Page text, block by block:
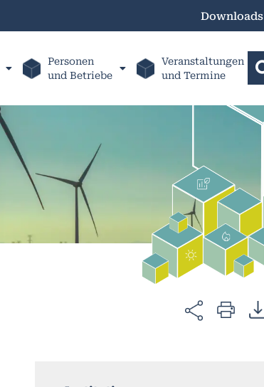
Downloads
Personen
und Betriebe
Veranstaltungen
und Termine